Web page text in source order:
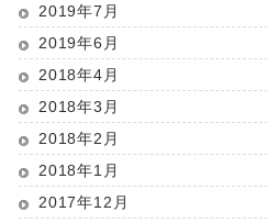
2019年7月
2019年6月
2018年4月
2018年3月
2018年2月
2018年1月
2017年12月